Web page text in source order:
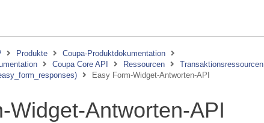
Produkte
Coupa-Produktdokumentation
Coupa Core API Ressourcen
Transaktionsressourcen
Easy Form-Widget-Antworten-API
Widget-Antworten-API